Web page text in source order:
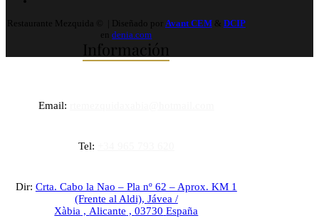
Información
Email:
Tel:
Dir: Crta. Cabo la Nao – Pla nº 62 – Aprox. KM 1
(Frente al Aldi), Jávea /
Xàbia ,Alicante ,03730 España
Restaurante Mezquida © | Diseñado por Avant CEM& DCIP
endenia.com